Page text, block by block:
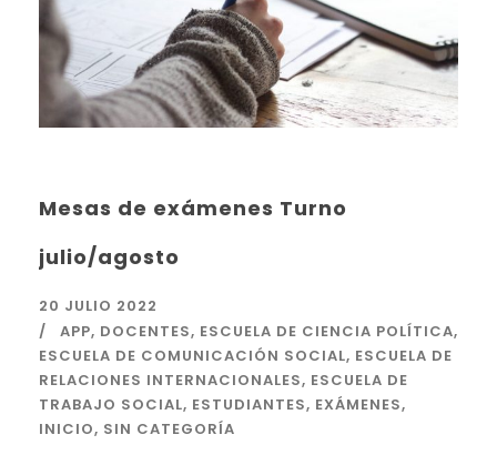
Mesas de exámenes Turno
julio/agosto
20 JULIO 2022
APP, DOCENTES, ESCUELA DE CIENCIA POLÍTICA,
ESCUELA DE COMUNICACIÓN SOCIAL, ESCUELA DE
RELACIONES INTERNACIONALES, ESCUELA DE
TRABAJO SOCIAL, ESTUDIANTES, EXÁMENES,
INICIO, SIN CATEGORÍA